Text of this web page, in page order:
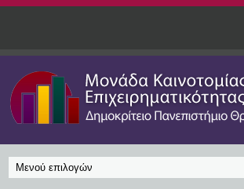
Παράκαμψη προς το κυρίως περιεχόμενο